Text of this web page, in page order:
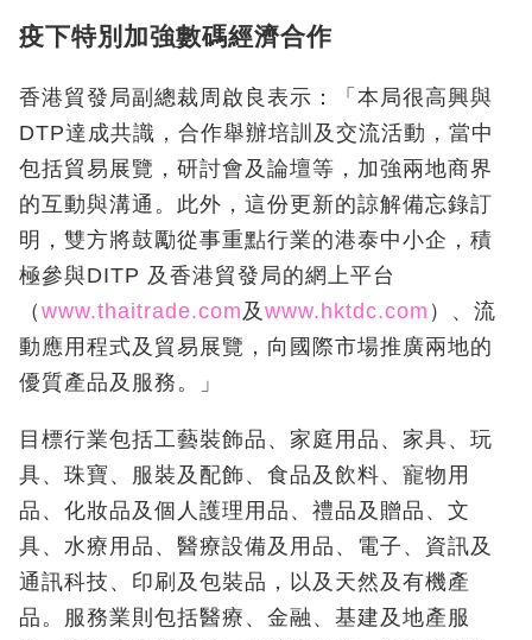
疫下特別加強數碼經濟合作
香港貿發局副總裁周啟良表示：「本局很高興與
DTP達成共識，合作舉辦培訓及交流活動，當中
包括貿易展覽，研討會及論壇等，加強兩地商界
的互動與溝通。此外，這份更新的諒解備忘錄訂
明，雙方將鼓勵從事重點行業的港泰中小企，積
極參與DITP 及香港貿發局的網上平台
（ www.thaitrade.com及 www.hktdc.com ）、流
動應用程式及貿易展覽，向國際市場推廣兩地的
優質產品及服務。」
目標行業包括工藝裝飾品、家庭用品、家具、玩
具、珠寶、服裝及配飾、食品及飲料、寵物用
品、化妝品及個人護理用品、禮品及贈品、文
具、水療用品、醫療設備及用品、電子、資訊及
通訊科技、印刷及包裝品，以及天然及有機產
品。服務業則包括醫療、金融、基建及地產服